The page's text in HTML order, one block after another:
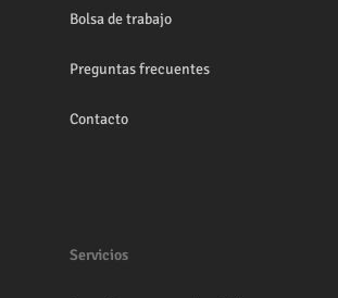
Bolsa de trabajo
Preguntas frecuentes
Contacto
Servicios